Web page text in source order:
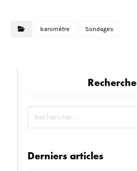
baromètre Sondages
Recherche
Derniers articles